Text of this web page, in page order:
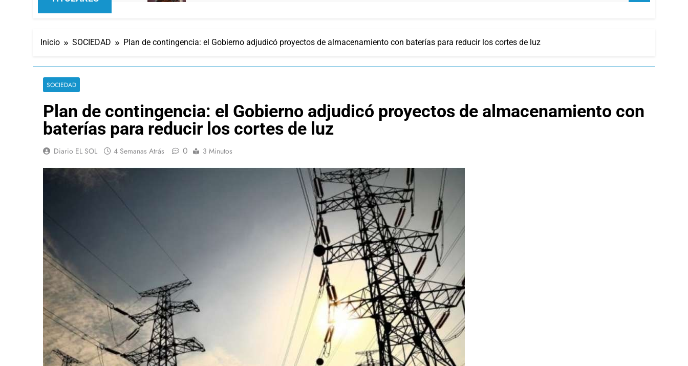
Inicio SOCIEDAD Plan de contingencia: el Gobierno adjudicó proyectos de almacenamiento con baterías para reducir los cortes de luz
SOCIEDAD
Plan de contingencia: el Gobierno adjudicó proyectos de almacenamiento con
baterías para reducir los cortes de luz
Diario EL SOL 4 Semanas Atrás 0 3 Minutos